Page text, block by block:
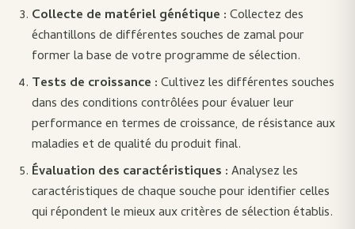
Collecte de matériel génétique :Collectez des
échantillons de différentes souches de zamal pour
former la base de votre programme de sélection.
Tests de croissance :Cultivez les différentes souches
dans des conditions contrôlées pour évaluer leur
performance en termes de croissance, de résistance aux
maladies et de qualité du produit final.
Évaluation des caractéristiques :Analysez les
caractéristiques de chaque souche pour identifier celles
qui répondent le mieux aux critères de sélection établis.